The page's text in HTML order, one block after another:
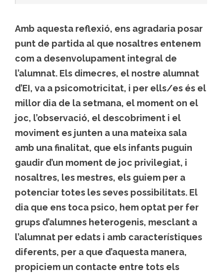
Amb aquesta reflexió, ens agradaria posar
punt de partida al que nosaltres entenem
com a desenvolupament integral de
l’alumnat. Els dimecres, el nostre alumnat
d’EI, va a psicomotricitat, i per ells/es és el
millor dia de la setmana, el moment on el
joc, l’observació, el descobriment i el
moviment es junten a una mateixa sala
amb una finalitat, que els infants puguin
gaudir d’un moment de joc privilegiat, i
nosaltres, les mestres, els guiem per a
potenciar totes les seves possibilitats. El
dia que ens toca psico, hem optat per fer
grups d’alumnes heterogenis, mesclant a
l’alumnat per edats i amb característiques
diferents, per a que d’aquesta manera,
propiciem un contacte entre tots els